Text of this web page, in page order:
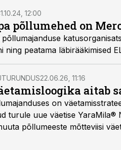
12:00
põllumehed on
ning peatama läbirääkimised
22.06.26, 11:16
aitab
on
turule uue väetise YaraMila®
põllumeeste mõtteviisi